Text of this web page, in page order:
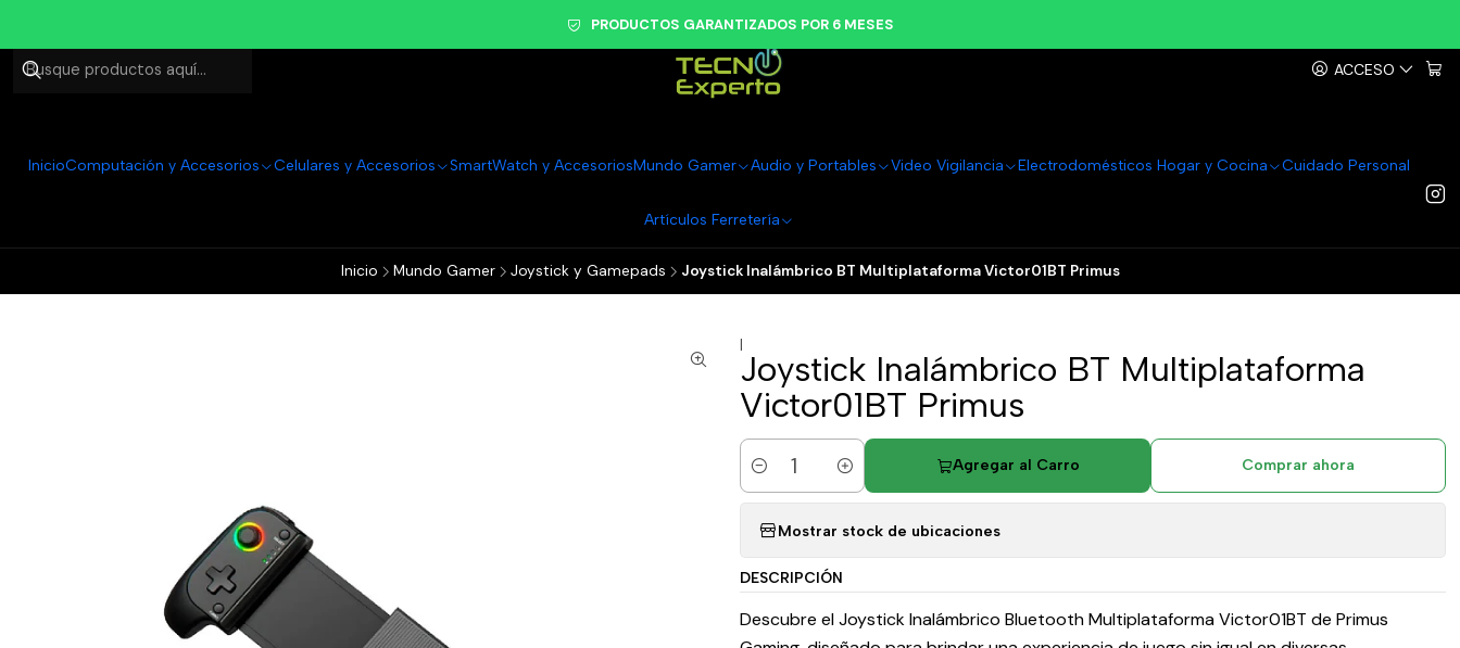
ACCESO
InicioComputación y Accesorios Celulares y Accesorios SmartWatch y AccesoriosMundo Gamer Audio y Portables Video Vigilancia Electrodomésticos Hogar y Cocina Cuidado Personal
Artículos Ferretería
PRODUCTOS GARANTIZADOS POR 6 MESES
Inicio Mundo Gamer Joystick y Gamepads Joystick Inalámbrico BT Multiplataforma Victor01BT Primus
|
Joystick Inalámbrico BT Multiplataforma
Victor01BT Primus
Cantidad
Agregar al Carro Comprar ahora
Mostrar stock de ubicaciones
DESCRIPCIÓN
Descubre el Joystick Inalámbrico Bluetooth Multiplataforma Victor01BT de Primus